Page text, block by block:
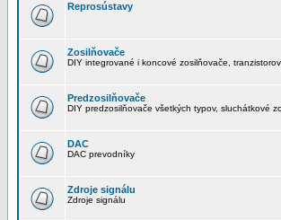
Reprosústavy
Zosilňovače
DIY integrované i koncové zosilňovače,
Predzosilňovače
DIY predzosilňovače všetkých typov, sluchátkové
DAC
DAC prevodníky
Zdroje signálu
Zdroje signálu